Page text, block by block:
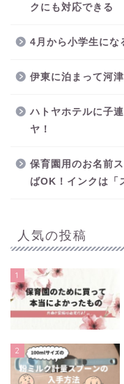
クにも対応できる
4月から小学生に
伊東に泊まって河
ハトヤホテルに子
ヤ！
保育園用のお名前
ばOK！インクは「
人気の投稿
1
2